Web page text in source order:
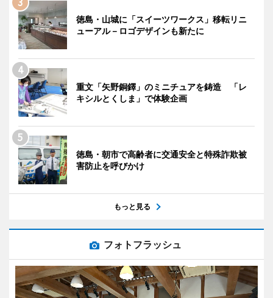
徳島・山城に「スイーツワークス」移転リニ
ューアル－ロゴデザインも新たに
重文「矢野銅鐸」のミニチュアを鋳造 「レ
キシルとくしま」で体験企画
徳島・朝市で高齢者に交通安全と特殊詐欺被
害防止を呼びかけ
もっと見る
フォトフラッシュ